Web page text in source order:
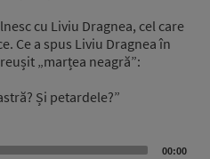
cu Liviu Dragnea, cel care
Ce a spus Liviu Dragnea în
„marțea neagră”:
Și petardele?”
00:00